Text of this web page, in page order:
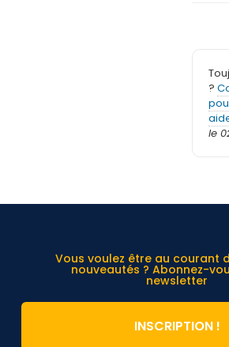
?
le
Vous voulez être au courant
nouveautés ? Abonnez-
newsletter
INSCRIPTION !